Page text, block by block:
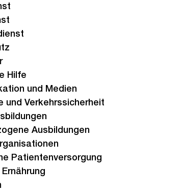
Hilfe
und Medien
und Verkehrssicherheit
Ausbildungen
Patientenversorgung